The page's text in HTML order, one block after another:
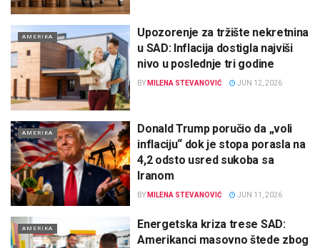
AMERIKA
Upozorenje za tržište nekretnina
u SAD: Inflacija dostigla najviši
nivo u poslednje tri godine
BY MILENA STEVANOVIĆ JUN 12, 2026
AMERIKA
Donald Trump poručio da „voli
inflaciju“ dok je stopa porasla na
4,2 odsto usred sukoba sa
Iranom
BY MILENA STEVANOVIĆ JUN 11, 2026
AMERIKA
Energetska kriza trese SAD:
Amerikanci masovno štede zbog